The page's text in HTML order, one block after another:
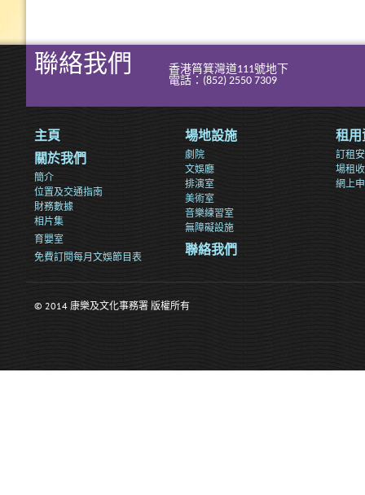
聯絡我們
香港筲箕灣道111號地下
電話：(852) 2550 7309
主頁
關於我們
簡介
位置及交通指南
財務數據
相片集
育嬰室
免費訂閱每月文娛節目表
場地設施
劇院
文娛廳
排演室
美術室
音樂練習室
無障礙設施
聯絡我們
租用
訂租
場租
網上
© 2014 康樂及文化事務署 版權所有